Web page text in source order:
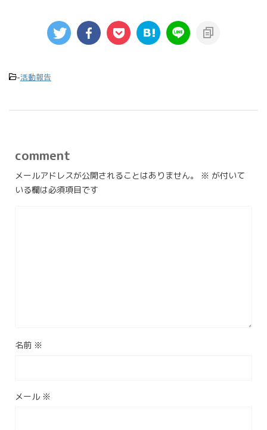
-活動報告
comment
メールアドレスが公開されることはありません。 ※ が付いて
いる欄は必須項目です
名前 ※
メール ※